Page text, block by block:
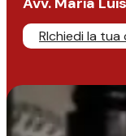
RIchiedi la tua